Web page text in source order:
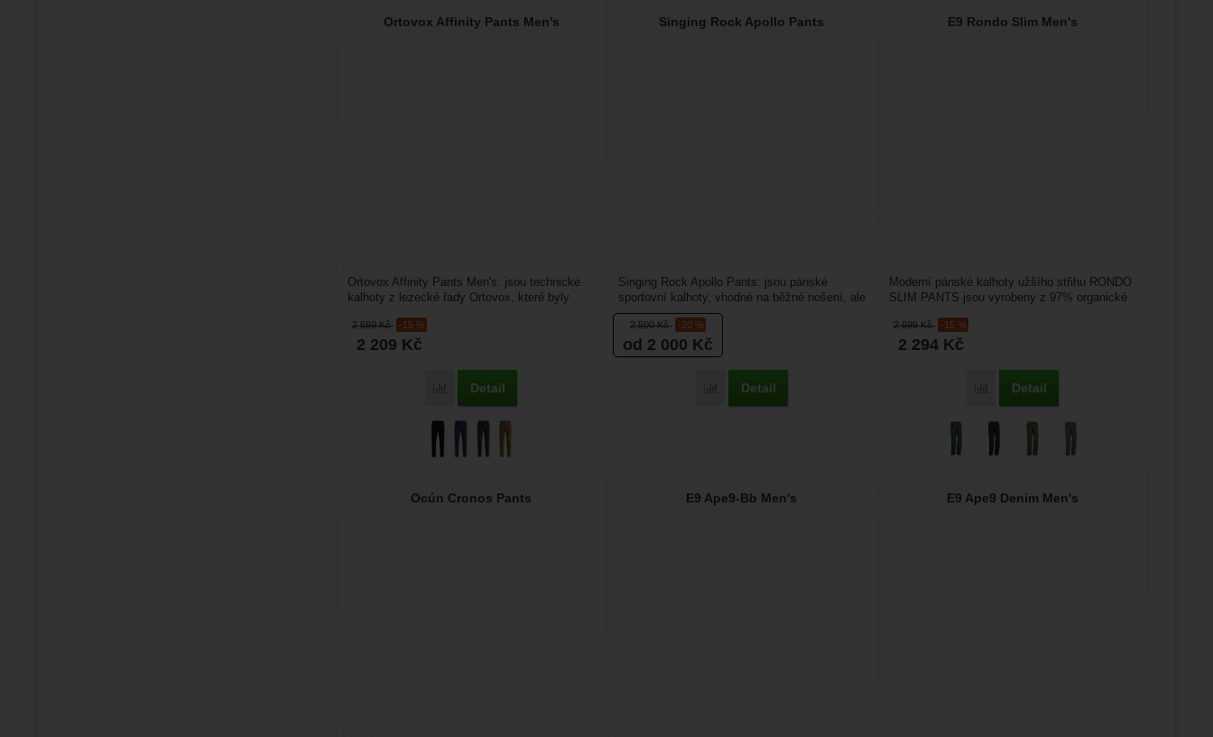
Ortovox Affinity Pants Men's
2 599Kč -15 %
2 209 Kč
Porovnat
Detail
Ortovox Affinity Pants Men's: jsou technické
kalhoty z lezecké řady Ortovox, které byly
Singing Rock Apollo Pants
2 500Kč -20 %
od 2 000 Kč
Porovnat
Detail
Singing Rock Apollo Pants: jsou pánské
sportovní kalhoty, vhodné na běžné nošení, ale
také jako pohodlné...
E9 Rondo Slim Men's
2 699Kč -15 %
2 294 Kč
Porovnat
Detail
Moderní pánské kalhoty užšího střihu RONDO
SLIM PANTS jsou vyrobeny z 97% organické
Ocún Cronos Pants E9 Ape9-Bb Men's E9 Ape9 Denim Men's